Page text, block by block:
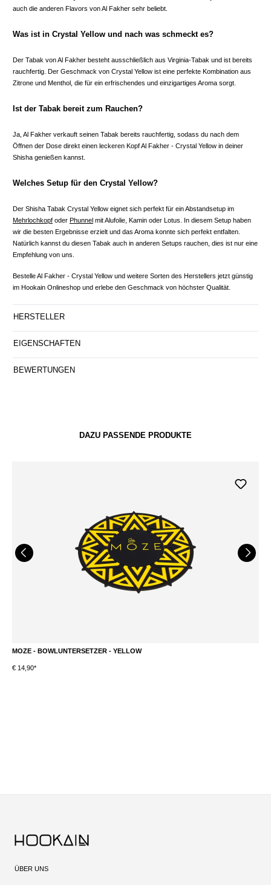
auch die anderen Flavors von Al Fakher sehr beliebt.
Was ist in Crystal Yellow und nach was schmeckt es?
Der Tabak von Al Fakher besteht ausschließlich aus Virginia-Tabak und ist bereits
rauchfertig. Der Geschmack von Crystal Yellow ist eine perfekte Kombination aus
Zitrone und Menthol, die für ein erfrischendes und einzigartiges Aroma sorgt.
Ist der Tabak bereit zum Rauchen?
Ja, Al Fakher verkauft seinen Tabak bereits rauchfertig, sodass du nach dem
Öffnen der Dose direkt einen leckeren Kopf Al Fakher - Crystal Yellow in deiner
Shisha genießen kannst.
Welches Setup für den Crystal Yellow?
Der Shisha Tabak Crystal Yellow eignet sich perfekt für ein Abstandsetup im
Mehrlochkopf oder Phunnel mit Alufolie, Kamin oder Lotus. In diesem Setup haben
wir die besten Ergebnisse erzielt und das Aroma konnte sich perfekt entfalten.
Natürlich kannst du diesen Tabak auch in anderen Setups rauchen, dies ist nur eine
Empfehlung von uns.
Bestelle Al Fakher - Crystal Yellow und weitere Sorten des Herstellers jetzt günstig
im Hookain Onlineshop und erlebe den Geschmack von höchster Qualität.
HERSTELLER
EIGENSCHAFTEN
BEWERTUNGEN
DAZU PASSENDE PRODUKTE
MOZE - BOWLUNTERSETZER - YELLOW
€ 14,90*
ÜBER UNS